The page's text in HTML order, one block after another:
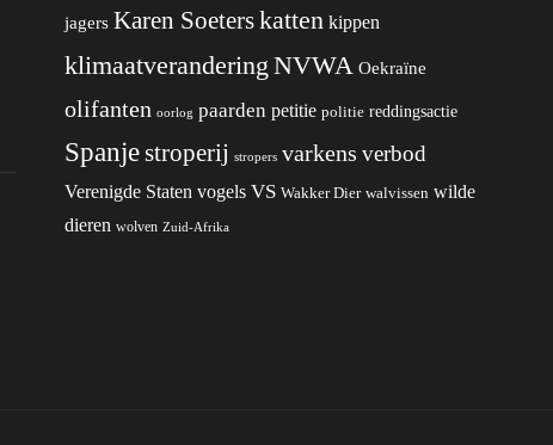
jagers Karen Soeterskatten kippen
klimaatverandering NVWA Oekraïne
olifanten oorlog paarden petitie politie reddingsactie
Spanjestroperij stropers varkens verbod
Verenigde Staten vogels VS Wakker Dier walvissen wilde
dieren wolven Zuid-Afrika